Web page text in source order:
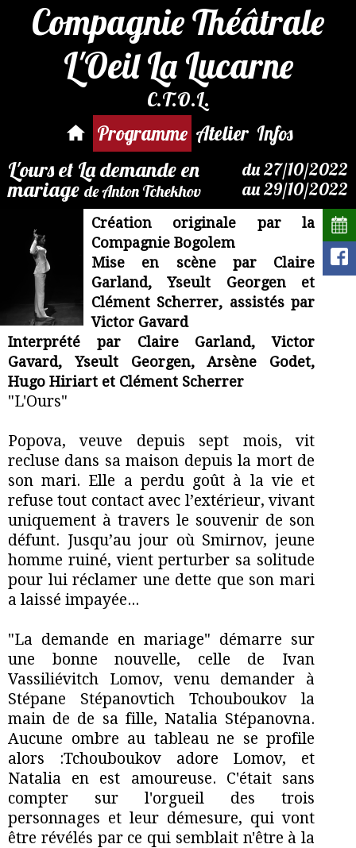
Compagnie Théâtrale
L'Oeil La Lucarne
C.T.O.L.
Programme Atelier Infos
L'ours et La demande en
mariage de Anton Tchekhov
du 27/10/2022
au 29/10/2022
reservation@compagnie-
loeil.fr
Création originale par la
Compagnie Bogolem
Mise en scène par Claire
Garland, Yseult Georgen et
Clément Scherrer, assistés par
Victor Gavard
Interprété par Claire Garland, Victor
Gavard, Yseult Georgen, Arsène Godet,
Hugo Hiriart et Clément Scherrer
"L'Ours"
Popova, veuve depuis sept mois, vit
recluse dans sa maison depuis la mort de
son mari. Elle a perdu goût à la vie et
refuse tout contact avec l’extérieur, vivant
uniquement à travers le souvenir de son
défunt. Jusqu’au jour où Smirnov, jeune
homme ruiné, vient perturber sa solitude
pour lui réclamer une dette que son mari
a laissé impayée...
"La demande en mariage" démarre sur
une bonne nouvelle, celle de Ivan
Vassiliévitch Lomov, venu demander à
Stépane Stépanovtich Tchouboukov la
main de de sa fille, Natalia Stépanovna.
Aucune ombre au tableau ne se profile
alors :Tchouboukov adore Lomov, et
Natalia en est amoureuse. C'était sans
compter sur l'orgueil des trois
personnages et leur démesure, qui vont
être révélés par ce qui semblait n'être à la